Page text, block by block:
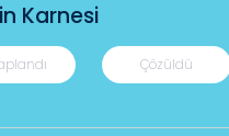
Karnesi
Çözüldü